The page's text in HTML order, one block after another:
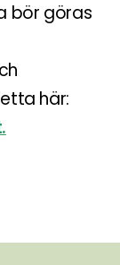
bör göras
här: